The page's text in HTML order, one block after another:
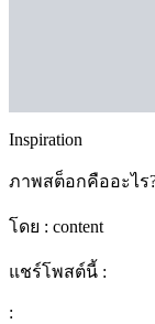
Inspiration
ภาพสต็อกคืออะไร
โดย : content
แชร์โพสต์นี้ :
: